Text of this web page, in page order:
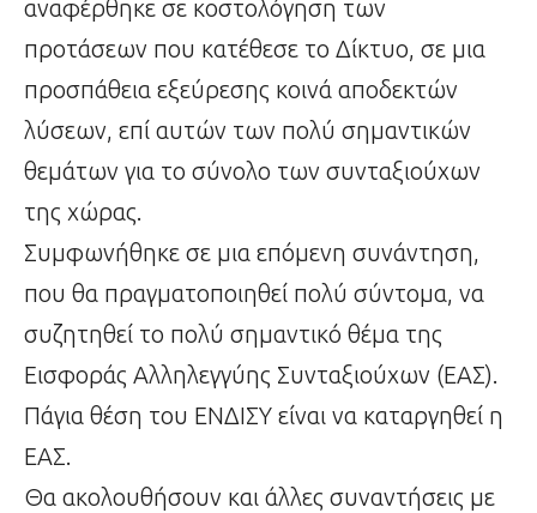
αναφέρθηκε σε κοστολόγηση των
προτάσεων που κατέθεσε το Δίκτυο, σε μια
προσπάθεια εξεύρεσης κοινά αποδεκτών
λύσεων, επί αυτών των πολύ σημαντικών
θεμάτων για το σύνολο των συνταξιούχων
της χώρας.
Συμφωνήθηκε σε μια επόμενη συνάντηση,
που θα πραγματοποιηθεί πολύ σύντομα, να
συζητηθεί το πολύ σημαντικό θέμα της
Εισφοράς Αλληλεγγύης Συνταξιούχων (ΕΑΣ).
Πάγια θέση του ΕΝΔΙΣΥ είναι να καταργηθεί η
ΕΑΣ.
Θα ακολουθήσουν και άλλες συναντήσεις με